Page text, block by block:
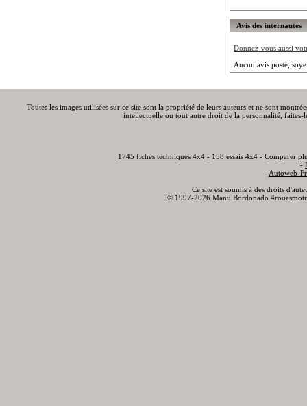
Avis des internautes
Donnez-vous aussi
Aucun avis posté,
Toutes les images utilisées sur ce site sont la propriété de leurs auteurs et ne sont
intellectuelle ou tout autre droit de la personnalité,
1745 fiches techniques 4x4 - 158 essais 4x4 - Comparer
-
- Autoweb-
Ce site est soumis à des droits
© 1997-2026 Manu Bordonado